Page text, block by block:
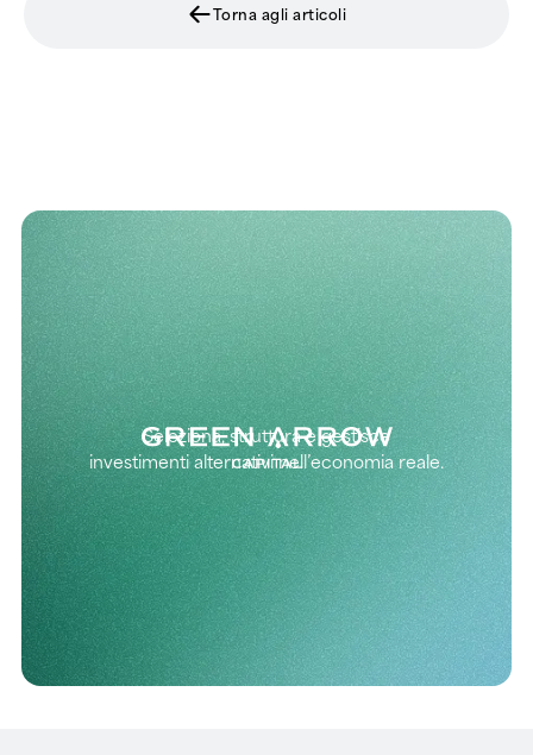
Torna agli articoli
Seleziona, struttura e gestisce
investimenti alternativi nell’economia reale.